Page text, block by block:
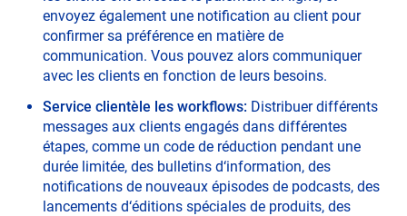
envoyez également une notification au client pour
confirmer sa préférence en matière de
communication. Vous pouvez alors communiquer
avec les clients en fonction de leurs besoins.
Service clientèle les workflows: Distribuer différents
messages aux clients engagés dans différentes
étapes, comme un code de réduction pendant une
durée limitée, des bulletins d‘information, des
notifications de nouveaux épisodes de podcasts, des
lancements d‘éditions spéciales de produits, des